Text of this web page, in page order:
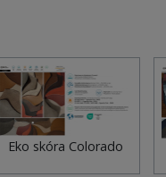
Eko skóra Colorado